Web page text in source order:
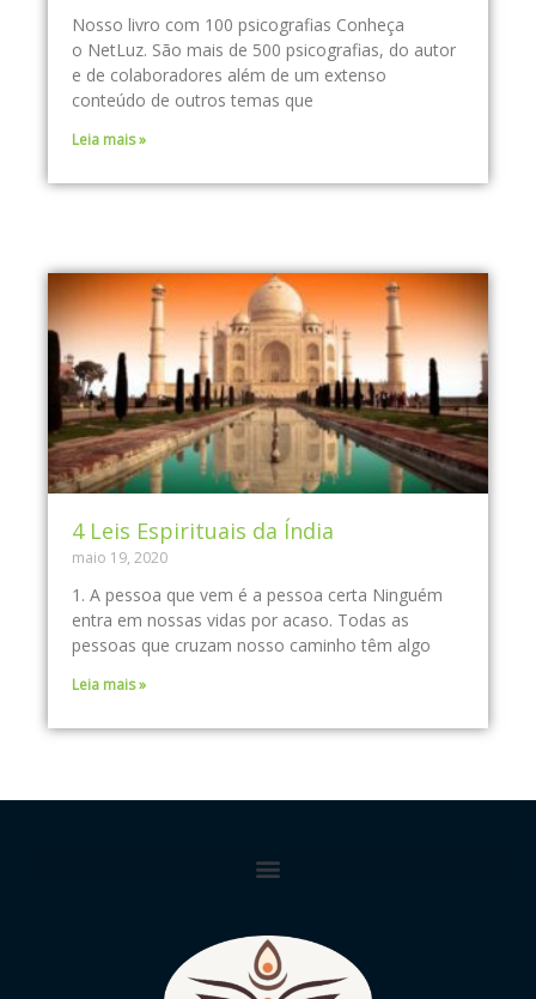
Nosso livro com 100 psicografias Conheça
o NetLuz. São mais de 500 psicografias, do autor
e de colaboradores além de um extenso
conteúdo de outros temas que
Leia mais »
4 Leis Espirituais da Índia
maio 19, 2020
1. A pessoa que vem é a pessoa certa Ninguém
entra em nossas vidas por acaso. Todas as
pessoas que cruzam nosso caminho têm algo
Leia mais »